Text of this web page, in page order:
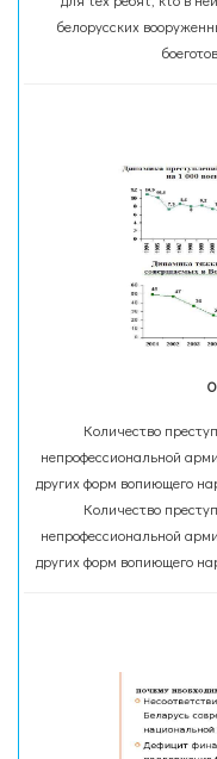
белорусских
Количество
непрофессиональной
других форм вопиющего
Количество
непрофессиональной
других форм вопиющего